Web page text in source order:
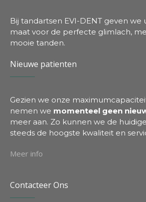
Bij tandartsen EVI-DENT geven
maat voor de perfecte glimlach,
mooie tanden.
Nieuwe patienten
Gezien we onze
nemen we momenteel geen
meer aan. Zo kunnen we de
steeds de hoogste kwaliteit en
Meer info
Contacteer Ons